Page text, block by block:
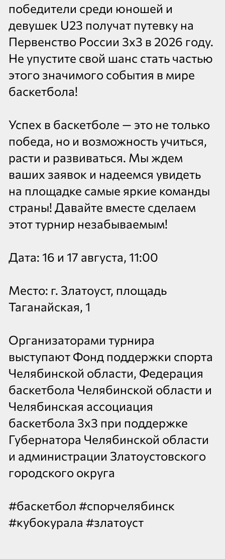
победители среди юношей и
девушек U23 получат путевку на
Первенство России 3х3 в 2026 году.
Не упустите свой шанс стать частью
этого значимого события в мире
баскетбола!
Успех в баскетболе — это не только
победа, но и возможность учиться,
расти и развиваться. Мы ждем
ваших заявок и надеемся увидеть
на площадке самые яркие команды
страны! Давайте вместе сделаем
этот турнир незабываемым!
Дата: 16 и 17 августа, 11:00
Место: г. Златоуст, площадь
Таганайская, 1
Организаторами турнира
выступают Фонд поддержки спорта
Челябинской области, Федерация
баскетбола Челябинской области и
Челябинская ассоциация
баскетбола 3х3 при поддержке
Губернатора Челябинской области
и администрации Златоустовского
городского округа
#баскетбол #спорчелябинск
#кубокурала #златоуст